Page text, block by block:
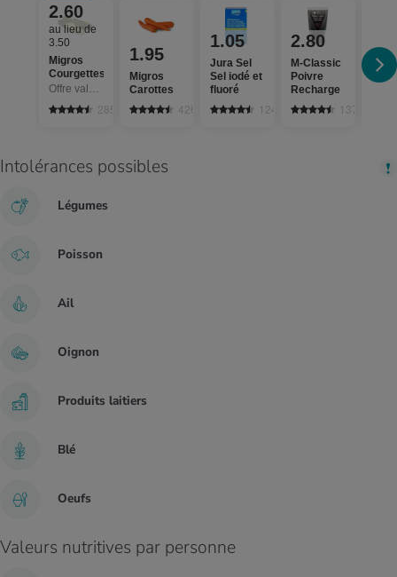
2.60
au lieu de
3.50
Migros
Courgettes
Offre valable du 6.8 au 12.8.2026, jusqu’à épuisement du stock.
2852
1.95
Migros
Carottes
4265
1.05
Jura Sel
Sel iodé et
fluoré
1242
2.80
M-Classic
Poivre
Recharge
137
Intolérances possibles
Légumes
Poisson
Ail
Oignon
Produits laitiers
Blé
Oeufs
Valeurs nutritives par personne